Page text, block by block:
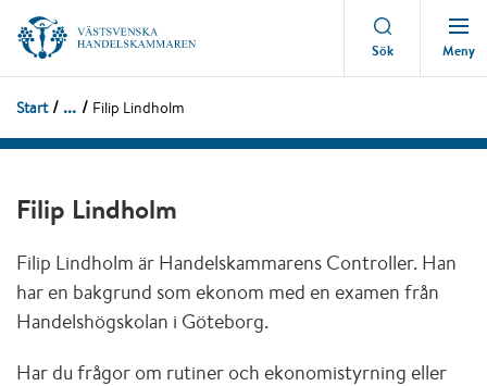
Sök Meny
Start ... Filip Lindholm
Filip Lindholm
Filip Lindholm är Handelskammarens Controller. Han
har en bakgrund som ekonom med en examen från
Handelshögskolan i Göteborg.
Har du frågor om rutiner och ekonomistyrning eller